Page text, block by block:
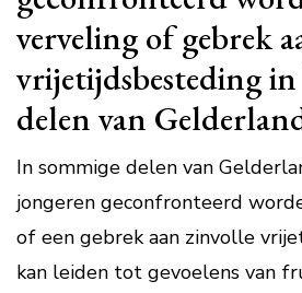
verveling of gebrek
vrijetijdsbesteding in
delen van
In sommige delen van
jongeren geconfronteerd
of een gebrek aan zinvolle
kan leiden tot gevoelens van